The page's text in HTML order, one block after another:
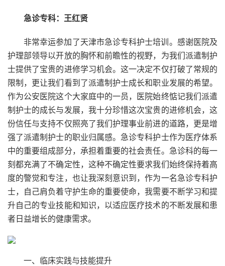
急诊专科：王红贤
非常幸运参加了天津市急诊专科护士培训。感谢医院及
护理部领导以开放的胸怀和前瞻性的视野，为我们派遣制护
士提供了宝贵的进修学习机会。这一决定不仅打破了常规的
限制，更让我们看到了派遣制护士成长和职业发展的希望。
作为公安医院这个大家庭中的一员，医院始终惦记我们派遣
制护士的成长与发展，我十分珍惜这次宝贵的进修机会，这
份信任与支持不仅照亮了我们护理事业前进的道路，更是增
强了派遣制护士的职业归属感。急诊专科护士作为医疗体系
中的重要组成部分，承担着重要的社会责任。急诊科的每一
刻都充满了不确定性，这种不确定性要求我们始终保持着高
度的警觉和专注，也让我深刻意识到，作为一名急诊专科护
士，自己肩负着守护生命的重要使命，我需要不断学习和提
升自己的专业技能和知识，以适应医疗技术的不断发展和患
者日益增长的健康需求。
一、临床实践与技能提升